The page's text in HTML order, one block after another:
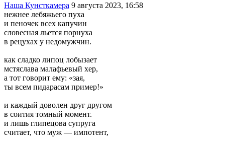
Наша Кунсткамера 9 августа 2023, 16:58
нежнее лебяжьего пуха
и пеночек всех капучин
словесная льется порнуха
в рецухах у недомужчин.
как сладко липоц лобызает
мстяслава малафьевый хер,
а тот говорит ему: «зая,
ты всем пидарасам пример!»
и каждый доволен друг другом
в соития томный момент.
и лишь глипецова супруга
считает, что муж — импотент,